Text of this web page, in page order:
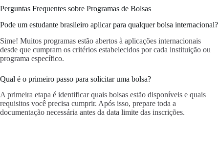
Perguntas Frequentes sobre Programas de Bolsas
Pode um estudante brasileiro aplicar para qualquer bolsa internacional?
Sime! Muitos programas estão abertos à aplicações internacionais
desde que cumpram os critérios estabelecidos por cada instituição ou
programa específico.
Qual é o primeiro passo para solicitar uma bolsa?
A primeira etapa é identificar quais bolsas estão disponíveis e quais
requisitos você precisa cumprir. Após isso, prepare toda a
documentação necessária antes da data limite das inscrições.